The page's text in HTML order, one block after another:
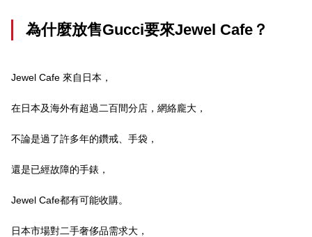
為什麼放售Gucci要來Jewel Cafe？
Jewel Cafe 來自日本，
在日本及海外有超過二百間分店，網絡龐大，
不論是過了許多年的鑽戒、手袋，
還是已經故障的手錶，
Jewel Cafe都有可能收購。
日本市場對二手奢侈品需求大，